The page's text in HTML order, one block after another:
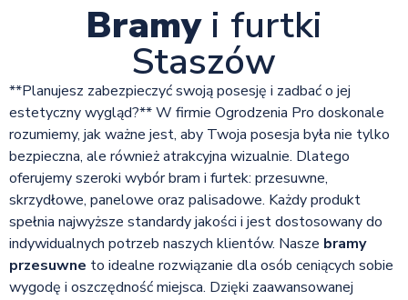
Bramy i furtki
Staszów
**Planujesz zabezpieczyć swoją posesję i zadbać o jej
estetyczny wygląd?** W firmie Ogrodzenia Pro doskonale
rozumiemy, jak ważne jest, aby Twoja posesja była nie tylko
bezpieczna, ale również atrakcyjna wizualnie. Dlatego
oferujemy szeroki wybór bram i furtek: przesuwne,
skrzydłowe, panelowe oraz palisadowe. Każdy produkt
spełnia najwyższe standardy jakości i jest dostosowany do
indywidualnych potrzeb naszych klientów. Nasze bramy
przesuwne to idealne rozwiązanie dla osób ceniących sobie
wygodę i oszczędność miejsca. Dzięki zaawansowanej